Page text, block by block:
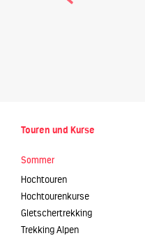
Touren und Kurse
Sommer
Hochtouren
Hochtourenkurse
Gletschertrekking
Trekking Alpen